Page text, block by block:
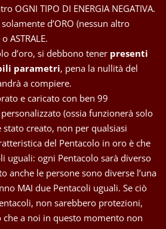
OGNI TIPO DI ENERGIA NEGATIVA.
d’ORO (nessun altro
ASTRALE.
d’oro, si debbono tener presenti
parametri, pena la nullità del
a compiere.
e caricato con ben 99
(ossia funzionerà solo
creato, non per qualsiasi
del Pentacolo in oro è che
uguali: ogni Pentacolo sarà diverso
anche le persone sono diverse l’una
MAI due Pentacoli uguali. Se ciò
non sarebbero protezioni,
che a noi in questo momento non